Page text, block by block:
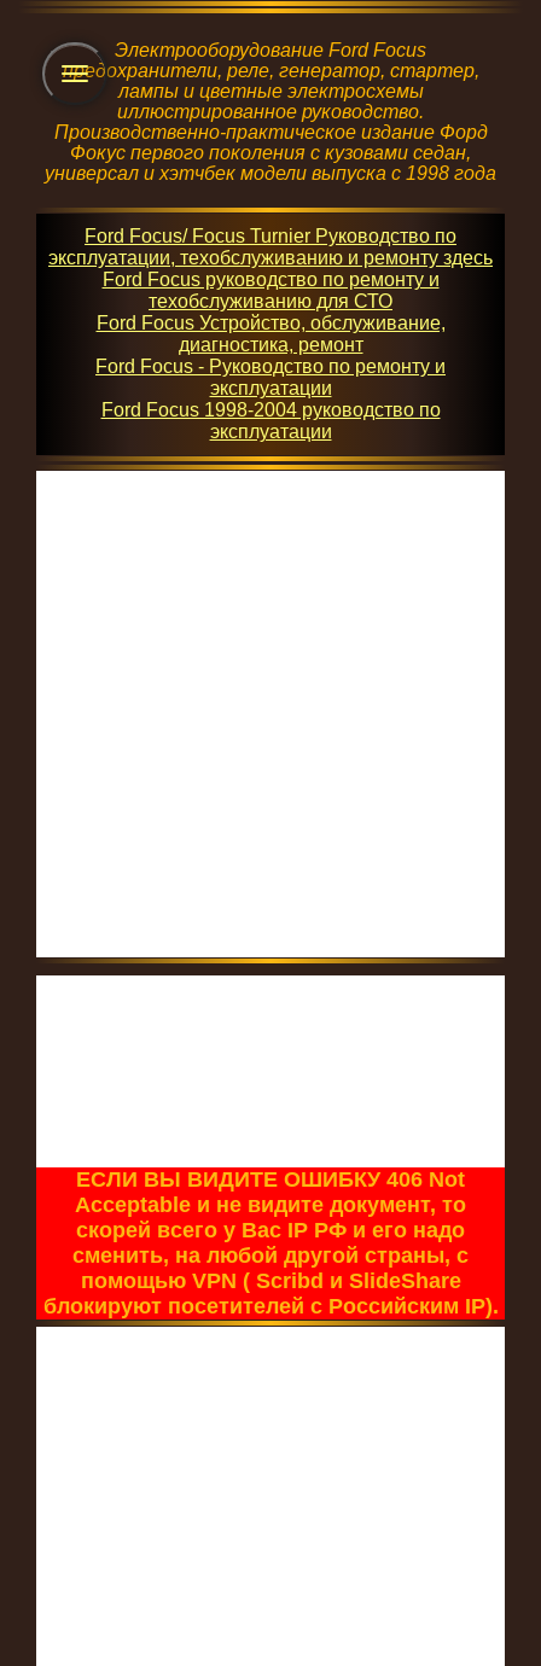
Электрооборудование Ford Focus
предохранители, реле, генератор, стартер,
лампы и цветные электросхемы
иллюстрированное руководство.
Производственно-практическое издание Форд
Фокус первого поколения с кузовами седан,
универсал и хэтчбек модели выпуска с 1998 года
Ford Focus/ Focus Turnier Руководство по
эксплуатации, техобслуживанию и ремонту здесь
Ford Focus руководство по ремонту и
техобслуживанию для СТО
Ford Focus Устройство, обслуживание,
диагностика, ремонт
Ford Focus - Руководство по ремонту и
эксплуатации
Ford Focus 1998-2004 руководство по
эксплуатации
ЕСЛИ ВЫ ВИДИТЕ ОШИБКУ 406 Not
Acceptable и не видите документ, то
скорей всего у Вас IP РФ и его надо
сменить, на любой другой страны, с
помощью VPN ( Scribd и SlideShare
блокируют посетителей с Российским IP).
Toggle
navigation